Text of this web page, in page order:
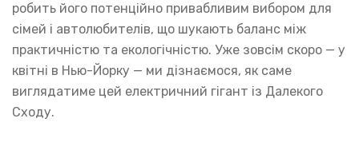
робить його потенційно привабливим вибором для
сімей і автолюбителів, що шукають баланс між
практичністю та екологічністю. Уже зовсім скоро — у
квітні в Нью-Йорку — ми дізнаємося, як саме
виглядатиме цей електричний гігант із Далекого
Сходу.